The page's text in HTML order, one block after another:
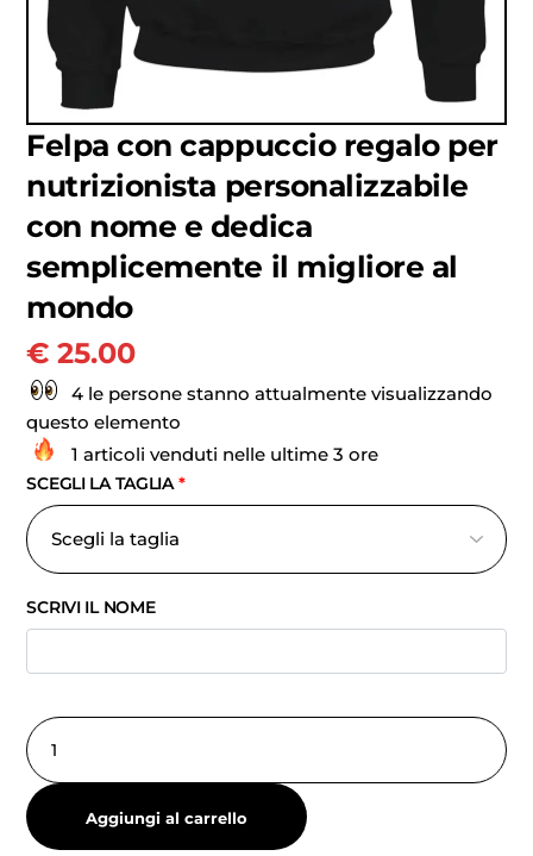
Felpa con cappuccio regalo per
nutrizionista personalizzabile
con nome e dedica
semplicemente il migliore al
mondo
€ 25.00
4 le persone stanno attualmente visualizzando
questo elemento
1 articoli venduti nelle ultime 3 ore
SCEGLI LA TAGLIA*
SCRIVI IL NOME
Aggiungi al carrello